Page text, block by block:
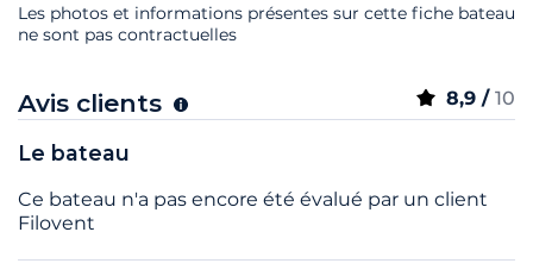
Les photos et informations présentes sur cette fiche bateau
ne sont pas contractuelles
Avis clients 8,9 / 10
Le bateau
Ce bateau n'a pas encore été évalué par un client
Filovent